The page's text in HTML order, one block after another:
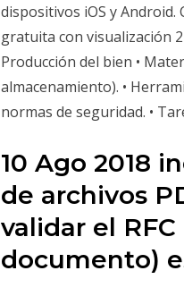
dispositivos iOS y
gratuita con visualización
Producción del bien •
almacenamiento). •
normas de seguridad. •
10 Ago 2018
de archivos
validar el
documento)